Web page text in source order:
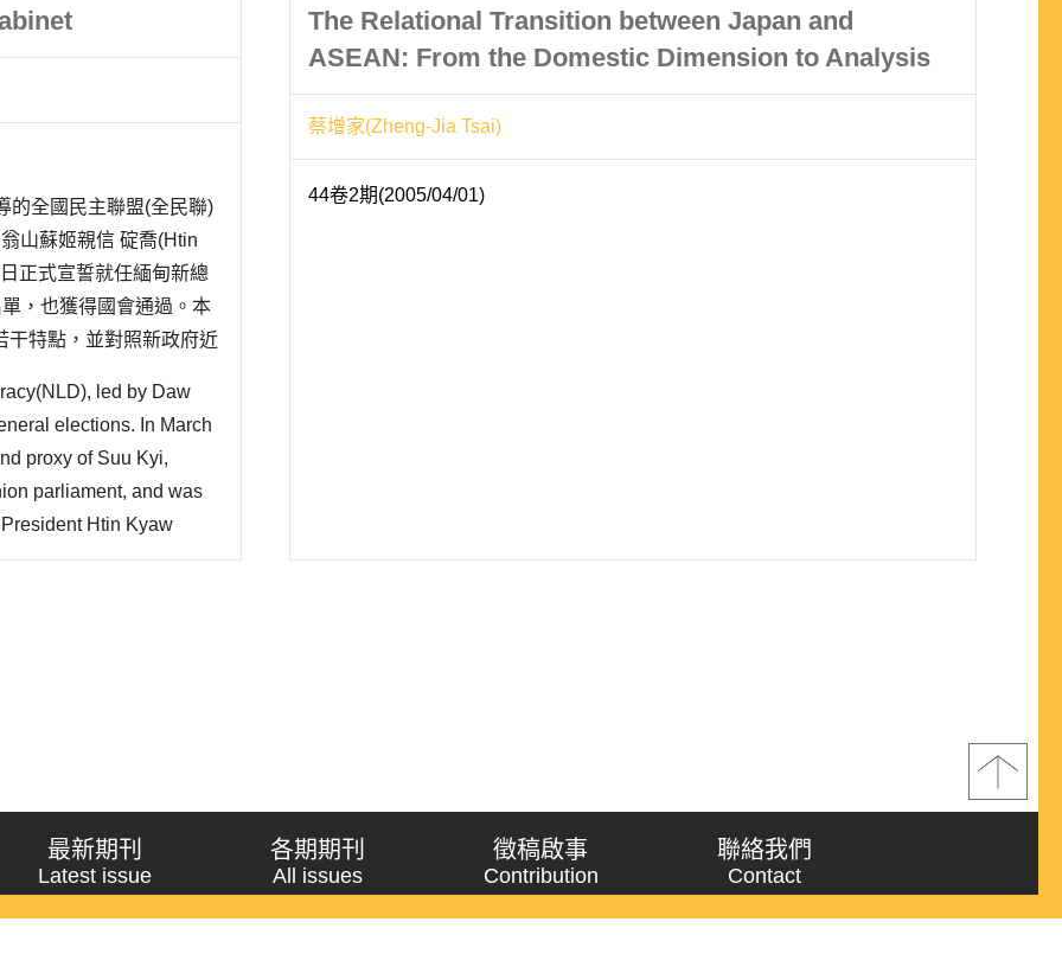
的全國民主聯盟(全民聯)
山蘇姬親信 碇喬(Htin
正式宣誓就任緬甸新總
，也獲得國會通過。本
干特點，並對照新政府近
led by Daw
elections. In March
proxy of Suu Kyi,
parliament, and was
Htin Kyaw
of 22 ministries.
The Relational Transition between Japan and
ASEAN: From the Domestic Dimension to Analysis
蔡增家(Zheng-Jia Tsai)
44卷2期(2005/04/01)
最新期刊
Latest issue
各期期刊
All issues
徵稿啟事
Contribution
聯絡我們
Contact